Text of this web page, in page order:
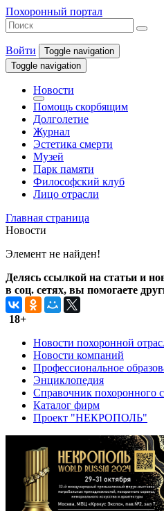
Похоронный портал
Войти
Toggle navigation
Toggle navigation
Новости
Помощь скорбящим
Долголетие
Журнал
Эстетика смерти
Музей
Парк памяти
Философский клуб
Лицо отрасли
Главная страница
Новости
Элемент не найден!
Делясь ссылкой на статьи и
в соц. сетях, вы помогаете
18+
Новости похоронной
Новости компаний
Профессиональное
Энциклопедия
Справочник похоронного
Каталог фирм
Проект "НЕКРОПОЛЬ"